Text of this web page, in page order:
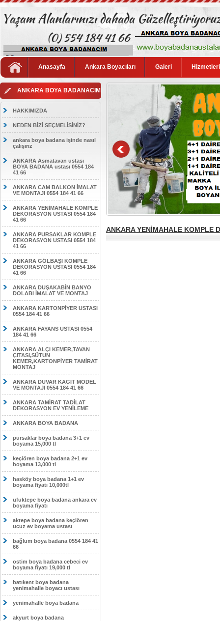
Anasayfa Ankara Boyacıları Galeri
ANKARA BOYA BADANACIM
HAKKIMIZDA
NEDEN BİZİ SEÇMELİSİNİZ?
ankara boya badana işinde nasıl
çalışırız
ANKARA Asmatavan ustası
BOYA BADANA ustası 0554 184
41 66
ANKARA CAM BALKON İMALAT
VE MONTAJI 0554 184 41 66
ANKARA YENİMAHALE KOMPLE
DEKORASYON USTASI 0554 184
41 66
ANKARA PURSAKLAR KOMPLE
DEKORASYON USTASI 0554 184
41 66
ANKARA GÖLBAŞI KOMPLE
DEKORASYON USTASI 0554 184
41 66
ANKARA DUŞAKABİN BANYO
DOLABI İMALAT VE MONTAJ
ANKARA KARTONPİYER USTASI
0554 184 41 66
ANKARA FAYANS USTASI 0554
184 41 66
ANKARA ALÇI KEMER,TAVAN
ÇITASI,SÜTUN
KEMER,KARTONPİYER TAMİRAT
MONTAJ
ANKARA DUVAR KAGIT MODEL
VE MONTAJI 0554 184 41 66
ANKARA TAMİRAT TADİLAT
DEKORASYON EV YENİLEME
ANKARA BOYA BADANA
pursaklar boya badana 3+1 ev
boyama 15,000 tl
keçiören boya badana 2+1 ev
boyama 13,000 tl
hasköy boya badana 1+1 ev
boyama fiyatı 10,000tl
ufuktepe boya badana ankara ev
boyama fiyatı
aktepe boya badana keçiören
ucuz ev boyama ustası
bağlum boya badana 0554 184 41
66
ostim boya badana cebeci ev
boyama fiyatı 19,000 tl
batıkent boya badana
yenimahalle boyacı ustası
yenimahalle boya badana
akyurt boya badana
ANKARA YENİMAHALE KOMPLE